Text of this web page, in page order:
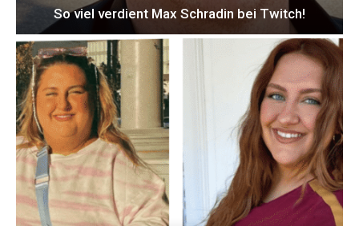
So viel verdient Max Schradin bei Twitch!